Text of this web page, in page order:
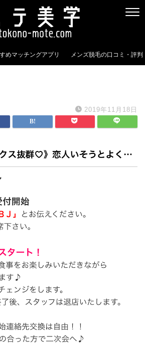
めマッチングアプリ メンズ脱毛の口コミ・評判
2019年11月18日